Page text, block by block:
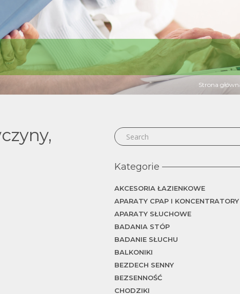
Strona
Kategorie
AKCESORIA ŁAZIENKOWE
APARATY CPAP I
APARATY SŁUCHOWE
BADANIA STÓP
BADANIE SŁUCHU
BALKONIKI
BEZDECH SENNY
BEZSENNOŚĆ
CHODZIKI